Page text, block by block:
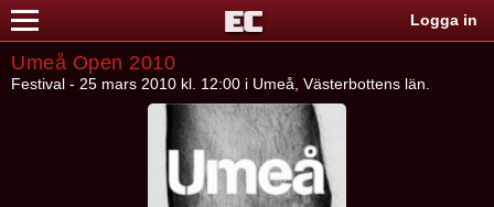
Logga in
Umeå Open 2010
Festival - 25 mars 2010 kl. 12:00 i Umeå, Västerbottens län.